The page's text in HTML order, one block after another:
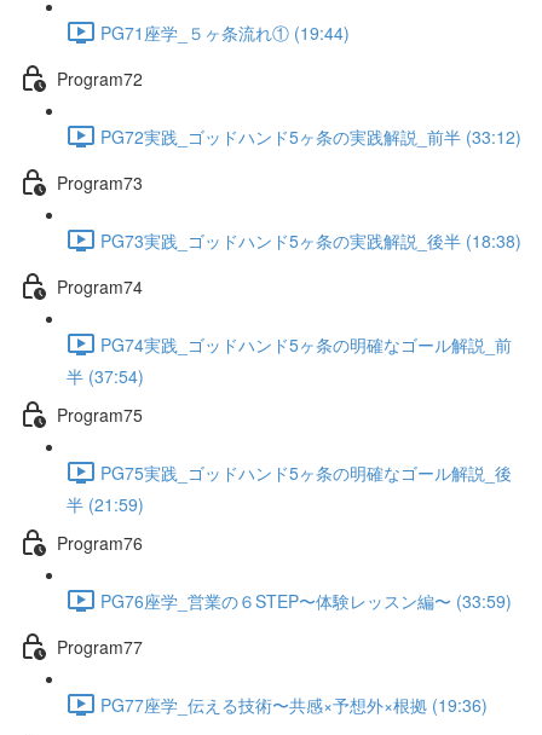
PG71座学_５ヶ条流れ① (19:44)
Program72
PG72実践_ゴッドハンド5ヶ条の実践解説_前半 (33:12)
Program73
PG73実践_ゴッドハンド5ヶ条の実践解説_後半 (18:38)
Program74
PG74実践_ゴッドハンド5ヶ条の明確なゴール解説_前
半 (37:54)
Program75
PG75実践_ゴッドハンド5ヶ条の明確なゴール解説_後
半 (21:59)
Program76
PG76座学_営業の６STEP〜体験レッスン編〜 (33:59)
Program77
PG77座学_伝える技術〜共感×予想外×根拠 (19:36)